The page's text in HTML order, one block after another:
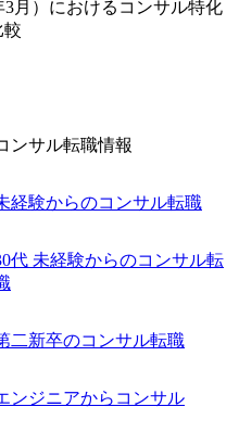
3月）におけるコンサル特化
較
ンサル転職情報
経験からのコンサル転職
代 未経験からのコンサル転
二新卒のコンサル転職
ンジニアからコンサル